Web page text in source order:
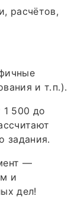
расчётов,
и т. п.).
1 500 до
задания.
—
и
дел!